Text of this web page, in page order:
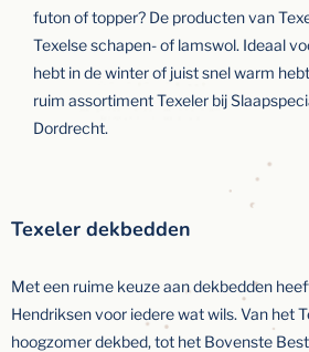
futon of topper? De producten van
Texelse schapen- of lamswol. Ideaal
hebt in de winter of juist snel warm
ruim assortiment Texeler bij
Dordrecht.
Texeler dekbedden
Met een ruime keuze aan dekbedden
Hendriksen voor iedere wat wils. Van het
hoogzomer dekbed, tot het Bovenste